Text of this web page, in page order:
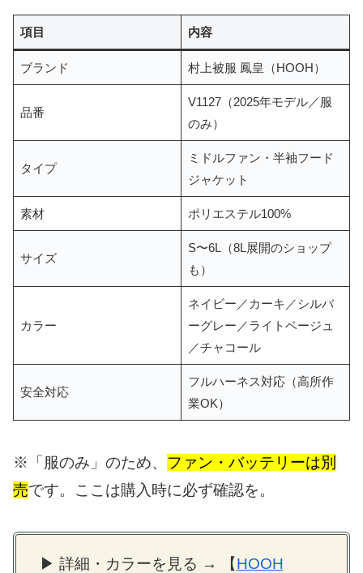
項目 内容
ブランド 村上被服 鳳皇（HOOH）
品番
V1127（2025年モデル／服
のみ）
タイプ
ミドルファン・半袖フード
ジャケット
素材 ポリエステル100%
サイズ
S〜6L（8L展開のショップ
も）
カラー
ネイビー／カーキ／シルバ
ーグレー／ライトベージュ
／チャコール
安全対応
フルハーネス対応（高所作
業OK）
※「服のみ」のため、 ファン・バッテリーは別
売です。ここは購入時に必ず確認を。
▶ 詳細・カラーを見る → 【HOOH